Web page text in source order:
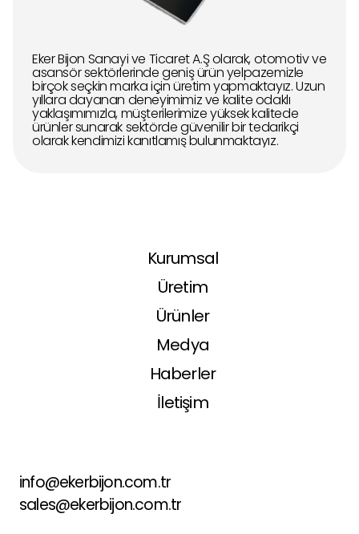
Eker Bijon Sanayi ve Ticaret A.Ş olarak, otomotiv ve
asansör sektörlerinde geniş ürün yelpazemizle
birçok seçkin marka için üretim yapmaktayız. Uzun
yıllara dayanan deneyimimiz ve kalite odaklı
yaklaşımımızla, müşterilerimize yüksek kalitede
ürünler sunarak sektörde güvenilir bir tedarikçi
olarak kendimizi kanıtlamış bulunmaktayız.
Kurumsal
Üretim
Ürünler
Medya
Haberler
İletişim
info@ekerbijon.com.tr
sales@ekerbijon.com.tr